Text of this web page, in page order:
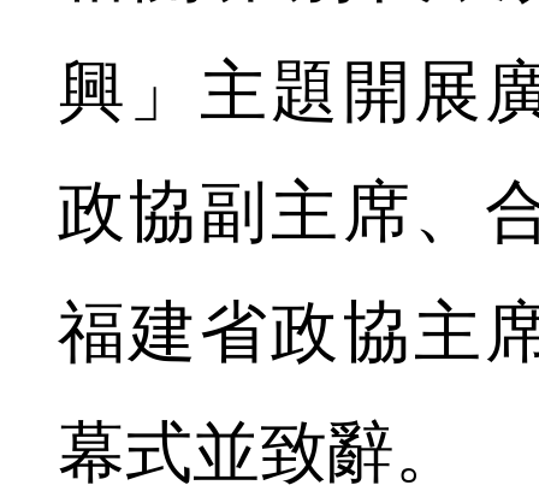
興」主題開展
政協副主席、
福建省政協主
幕式並致辭。